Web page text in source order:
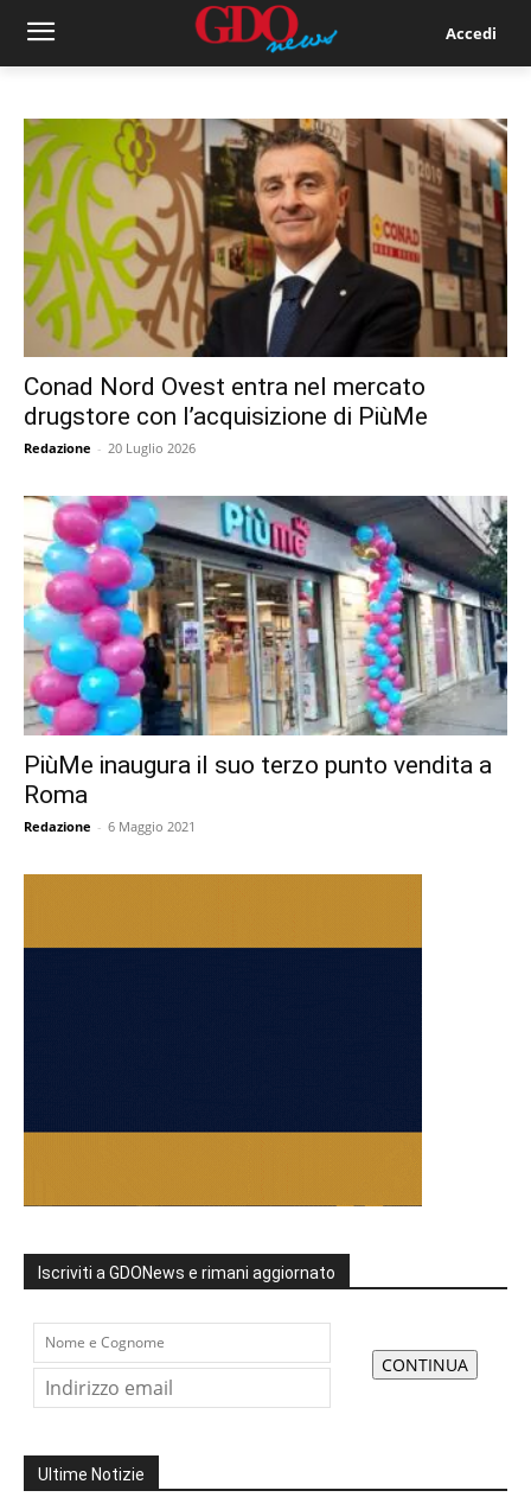
Accedi
Conad Nord Ovest entra nel mercato
drugstore con l’acquisizione di PiùMe
Redazione - 20 Luglio 2026
PiùMe inaugura il suo terzo punto vendita a
Roma
Redazione - 6 Maggio 2021
Iscriviti a GDONews e rimani aggiornato
Ultime Notizie